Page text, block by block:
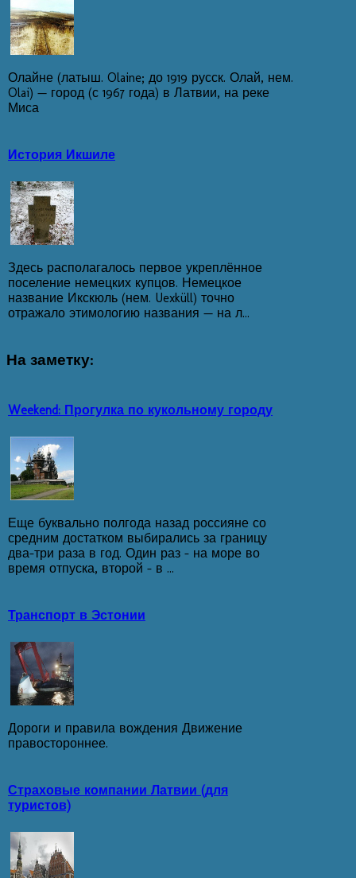
Олайне (латыш. Olaine; до 1919 русск. Олай, нем.
Olai) — город (с 1967 года) в Латвии, на реке
Миса
История Икшиле
Здесь располагалось первое укреплённое
поселение немецких купцов. Немецкое
название Икскюль (нем. Uexküll) точно
отражало этимологию названия — на л...
На заметку:
Weekend: Прогулка по кукольному городу
Еще буквально полгода назад россияне со
средним достатком выбирались за границу
два-три раза в год. Один раз - на море во
время отпуска, второй - в ...
Транспорт в Эстонии
Дороги и правила вождения Движение
правостороннее.
Страховые компании Латвии (для
туристов)